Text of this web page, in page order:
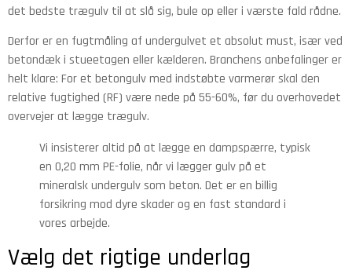
det bedste trægulv til at slå sig, bule op eller i værste fald rådne.
Derfor er en fugtmåling af undergulvet et absolut must, især ved
betondæk i stueetagen eller kælderen. Branchens anbefalinger er
helt klare: For et betongulv med indstøbte varmerør skal den
relative fugtighed (RF) være nede på 55-60%, før du overhovedet
overvejer at lægge trægulv.
Vi insisterer altid på at lægge en dampspærre, typisk
en 0,20 mm PE-folie, når vi lægger gulv på et
mineralsk undergulv som beton. Det er en billig
forsikring mod dyre skader og en fast standard i
vores arbejde.
Vælg det rigtige underlag